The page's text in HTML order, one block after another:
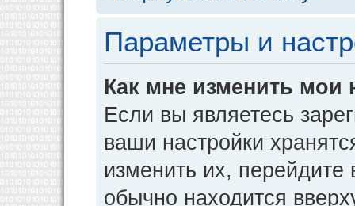
Параметры и
Как мне изменить мои
Если вы являетесь
ваши настройки
изменить их, перейдите
обычно находится